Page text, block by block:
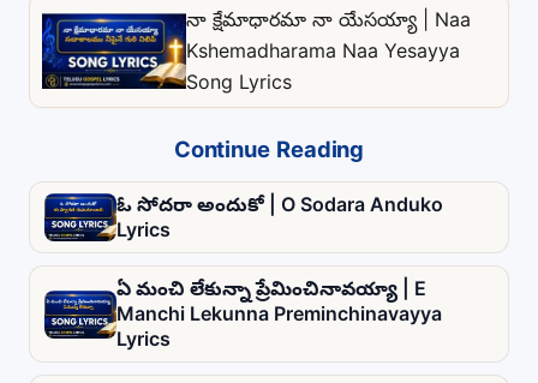
నా క్షేమాధారమా నా యేసయ్యా | Naa
Kshemadharama Naa Yesayya
Song Lyrics
Continue Reading
ఓ సోదరా అందుకో | O Sodara Anduko
Lyrics
ఏ మంచి లేకున్నా ప్రేమించినావయ్యా | E
Manchi Lekunna Preminchinavayya
Lyrics